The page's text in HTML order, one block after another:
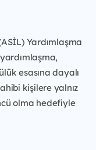
Yardımlaşma
esasına dayalı
kişilere yalnız
olma hedefiyle